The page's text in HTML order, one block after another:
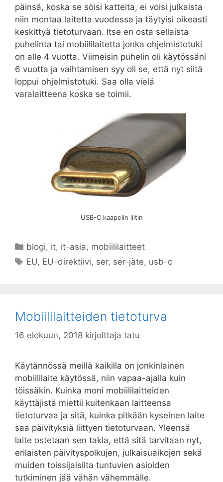
päinsä, koska se söisi katteita, ei voisi julkaista
niin montaa laitetta vuodessa ja täytyisi oikeasti
keskittyä tietoturvaan. Itse en osta sellaista
puhelinta tai mobiililaitetta jonka ohjelmistotuki
on alle 4 vuotta. Viimeisin puhelin oli käytössäni
6 vuotta ja vaihtamisen syy oli se, että nyt siitä
loppui ohjelmistotuki. Saa olla vielä
varalaitteena koska se toimii.
USB-C kaapelin liitin
Kategoriat
blogi, it, it-asia, mobiililaitteet
Avainsanat
EU, EU-direktiivi, ser, ser-jäte, usb-c
Mobiililaitteiden tietoturva
16 elokuun, 2018 kirjoittaja tatu
Käytännössä meillä kaikilla on jonkinlainen
mobiililaite käytössä, niin vapaa-ajalla kuin
töissäkin. Kuinka moni mobiililaitteiden
käyttäjistä miettii kuitenkaan laitteensa
tietoturvaa ja sitä, kuinka pitkään kyseinen laite
saa päivityksiä liittyen tietoturvaan. Yleensä
laite ostetaan sen takia, että sitä tarvitaan nyt,
erilaisten päivityspolkujen, julkaisuaikojen sekä
muiden toissijaisilta tuntuvien asioiden
tutkiminen jää vähän vähemmälle.